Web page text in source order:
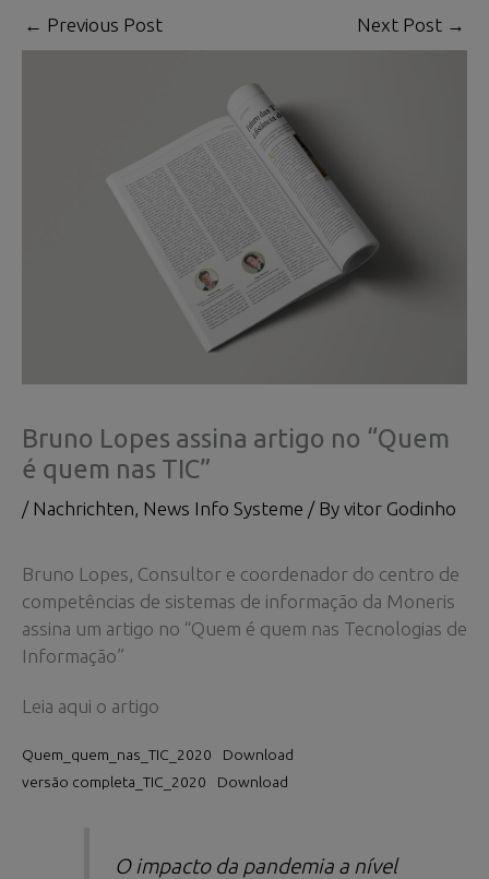
← Previous Post Next Post →
Bruno Lopes assina artigo no “Quem
é quem nas TIC”
/ Nachrichten, News Info Systeme / By vitor Godinho
Bruno Lopes, Consultor e coordenador do centro de
competências de sistemas de informação da Moneris
assina um artigo no “Quem é quem nas Tecnologias de
Informação”
Leia aqui o artigo
Quem_quem_nas_TIC_2020
Download
versão completa_TIC_2020
Download
O impacto da pandemia a nível